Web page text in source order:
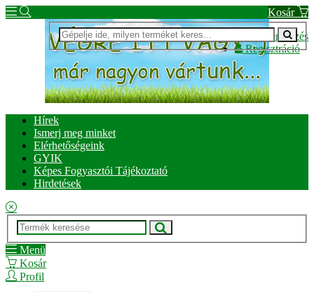
Kosár
Bejelentkezés
Regisztráció
Hírek
Ismerj meg minket
Elérhetőségeink
GYIK
Képes Fogyasztói Tájékoztató
Hirdetések
Menü
Kosár
Profil